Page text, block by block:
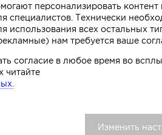
персонализировать контент
специалистов. Технически
использования всех остальных
нам требуется ваше
согласие в любое время во
читайте
Изменить